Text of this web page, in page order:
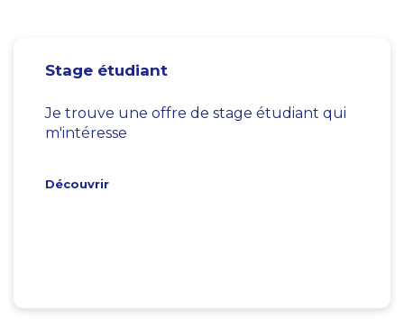
Stage étudiant
Je trouve une offre de stage étudiant qui
m'intéresse
Découvrir